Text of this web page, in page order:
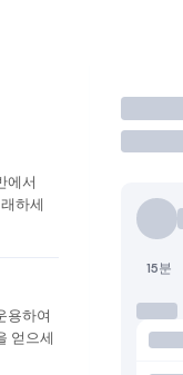
에서
하세
용하여
얻으세
거래
15분